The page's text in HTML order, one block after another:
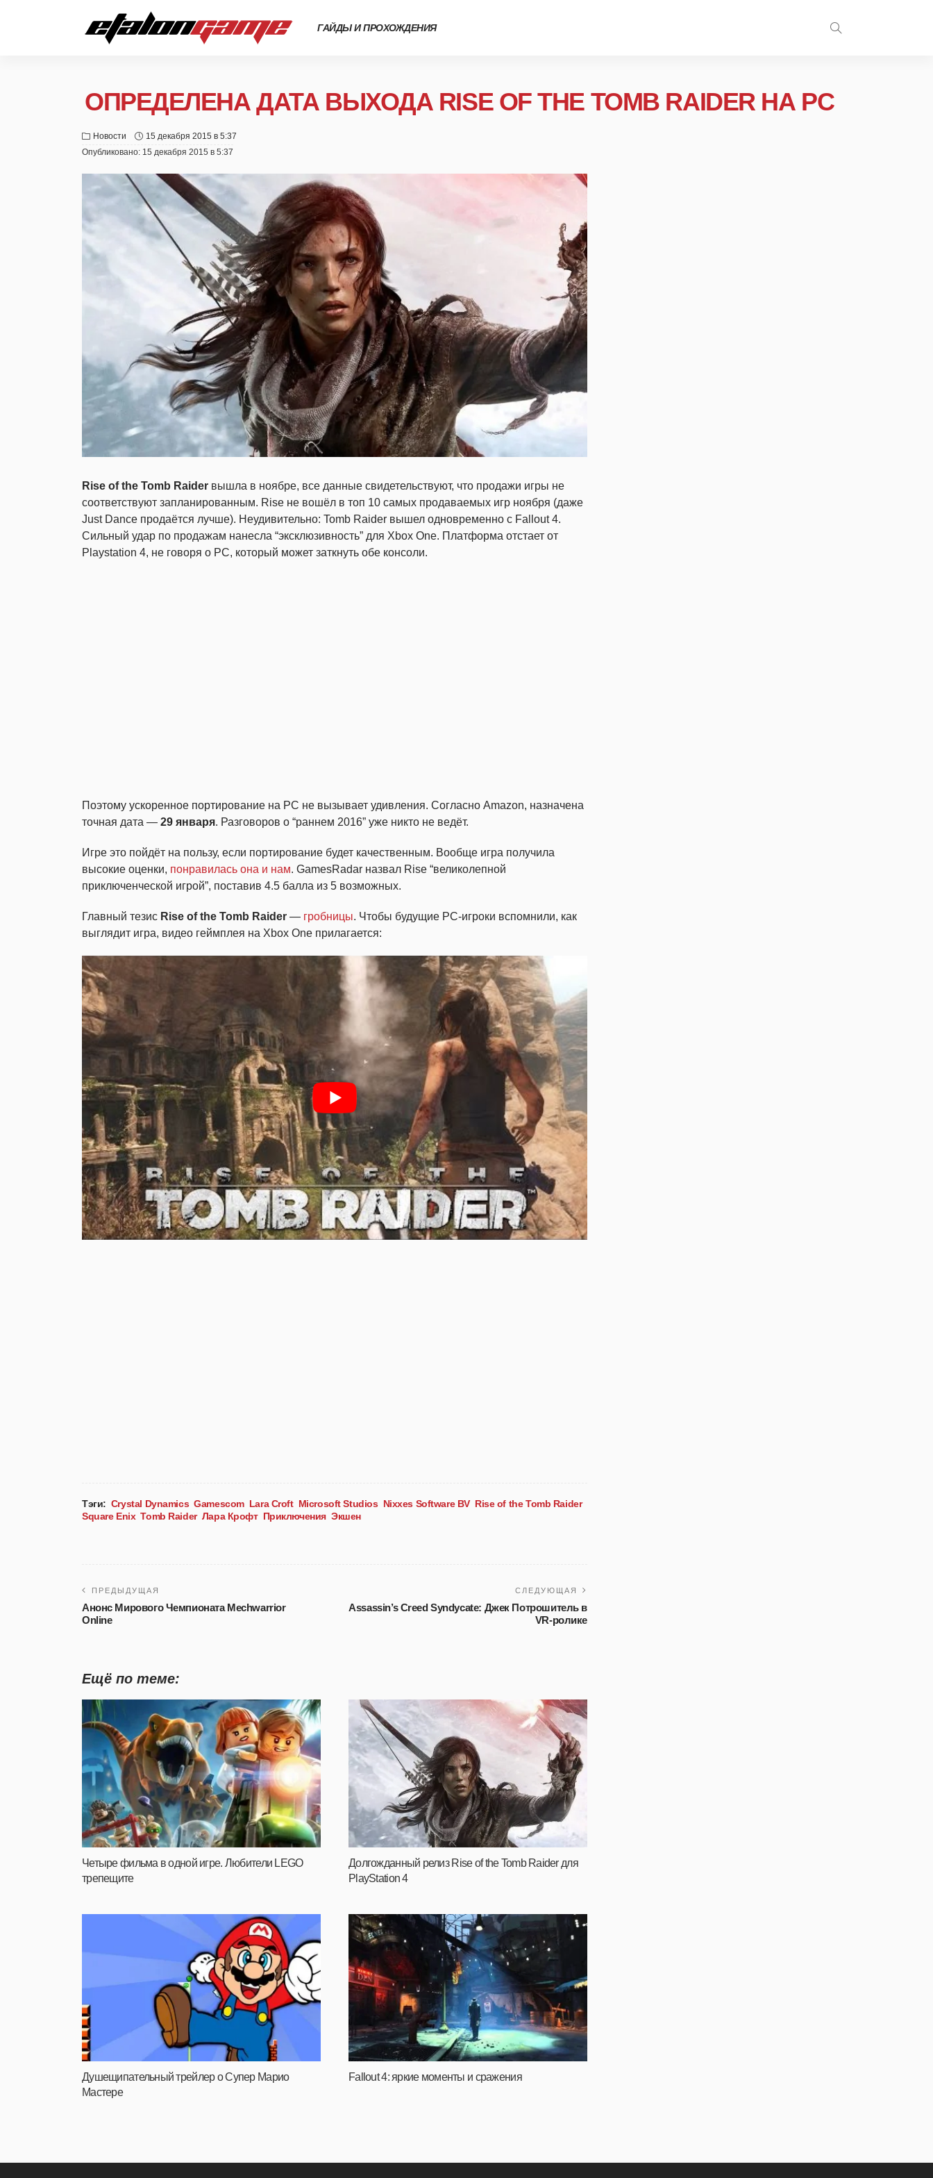
ГАЙДЫ И ПРОХОЖДЕНИЯ
ОПРЕДЕЛЕНА ДАТА ВЫХОДА RISE OF THE TOMB RAIDER НА PC
Новости
15 декабря 2015 в 5:37
Опубликовано: 15 декабря 2015 в 5:37
Rise of the Tomb Raider вышла в ноябре, все данные свидетельствуют, что продажи игры не
соответствуют запланированным. Rise не вошёл в топ 10 самых продаваемых игр ноября (даже
Just Dance продаётся лучше). Неудивительно: Tomb Raider вышел одновременно с Fallout 4.
Сильный удар по продажам нанесла “эксклюзивность” для Xbox One. Платформа отстает от
Playstation 4, не говоря о PC, который может заткнуть обе консоли.
Поэтому ускоренное портирование на PC не вызывает удивления. Согласно Amazon, назначена
точная дата — 29 января. Разговоров о “раннем 2016” уже никто не ведёт.
Игре это пойдёт на пользу, если портирование будет качественным. Вообще игра получила
высокие оценки, понравилась она и нам. GamesRadar назвал Rise “великолепной
приключенческой игрой”, поставив 4.5 балла из 5 возможных.
Главный тезис Rise of the Tomb Raider — гробницы. Чтобы будущие PC-игроки вспомнили, как
выглядит игра, видео геймплея на Xbox One прилагается:
Тэги: Crystal Dynamics Gamescom Lara Croft Microsoft Studios Nixxes Software BV Rise of the Tomb Raider
Square Enix Tomb Raider Лара Крофт Приключения Экшен
ПРЕДЫДУЩАЯ
Анонс Мирового Чемпионата Mechwarrior
Online
СЛЕДУЮЩАЯ
Assassin’s Creed Syndycate: Джек Потрошитель в
VR-ролике
Ещё по теме:
Четыре фильма в одной игре. Любители LEGO
трепещите
Долгожданный релиз Rise of the Tomb Raider для
PlayStation 4
Душещипательный трейлер о Супер Марио
Мастере
Fallout 4: яркие моменты и сражения